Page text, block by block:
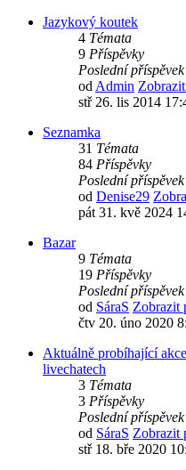
Jazykový koutek
4 Témata
9 Příspěvky
Poslední příspěvek
od Admin
stř 26. lis 2014
Seznamka
31 Témata
84 Příspěvky
Poslední příspěvek
od Denise29
pát 31. kvě 2024
Bazar
9 Témata
19 Příspěvky
Poslední příspěvek
od SáraS Zobrazit
čtv 20. úno 2020
Aktuálně probíhající
livechatech
3 Témata
3 Příspěvky
Poslední příspěvek
od SáraS Zobrazit
stř 18. bře 2020